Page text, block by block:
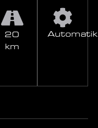
20
km
Automatik